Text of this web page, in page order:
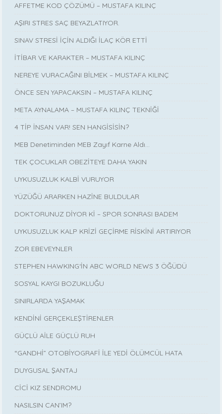
AFFETME KOD ÇÖZÜMÜ – MUSTAFA KILINÇ
AŞIRI STRES SAÇ BEYAZLATIYOR.
SINAV STRESİ İÇİN ALDIĞI İLAÇ KÖR ETTİ
İTİBAR VE KARAKTER – MUSTAFA KILINÇ
NEREYE VURACAĞINI BİLMEK – MUSTAFA KILINÇ
ÖNCE SEN YAPACAKSIN – MUSTAFA KILINÇ
META AYNALAMA – MUSTAFA KILINÇ TEKNİĞİ
4 TİP İNSAN VAR! SEN HANGİSİSİN?
MEB Denetiminden MEB Zayıf Karne Aldı…
TEK ÇOCUKLAR OBEZİTEYE DAHA YAKIN
UYKUSUZLUK KALBİ VURUYOR
YÜZÜĞÜ ARARKEN HAZİNE BULDULAR
DOKTORUNUZ DİYOR Kİ – SPOR SONRASI BADEM
UYKUSUZLUK KALP KRİZİ GEÇİRME RİSKİNİ ARTIRIYOR
ZOR EBEVEYNLER
STEPHEN HAWKING‘İN ABC WORLD NEWS 3 ÖĞÜDÜ
SOSYAL KAYGI BOZUKLUĞU
SINIRLARDA YAŞAMAK
KENDİNİ GERÇEKLEŞTİRENLER
GÜÇLÜ AİLE GÜÇLÜ RUH
“GANDHİ” OTOBİYOGRAFİ İLE YEDİ ÖLÜMCÜL HATA
DUYGUSAL ŞANTAJ
CİCİ KIZ SENDROMU
NASILSIN CAN’IM?